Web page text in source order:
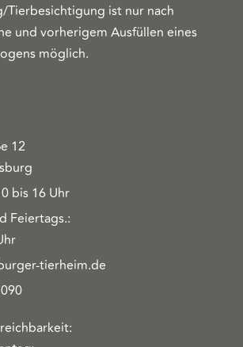
ist nur nach
und vorherigem Ausfüllen eines
möglich.
12
bis 16 Uhr
Feiertags.:
tierheim.de